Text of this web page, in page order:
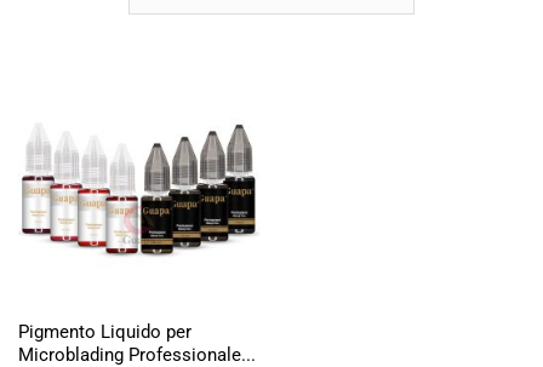
Pigmento Liquido per
Microblading Professionale...